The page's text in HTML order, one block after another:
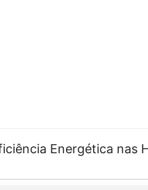
Energética nas